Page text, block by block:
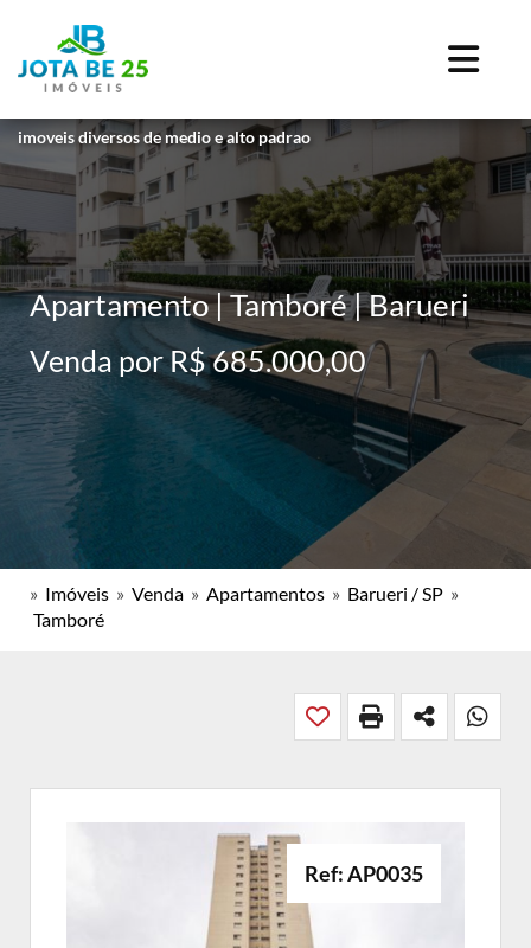
imoveis diversos de medio e alto padrao
Apartamento | Tamboré | Barueri
Venda por R$ 685.000,00
» Imóveis » Venda » Apartamentos » Barueri / SP »
Tamboré
Ref: AP0035